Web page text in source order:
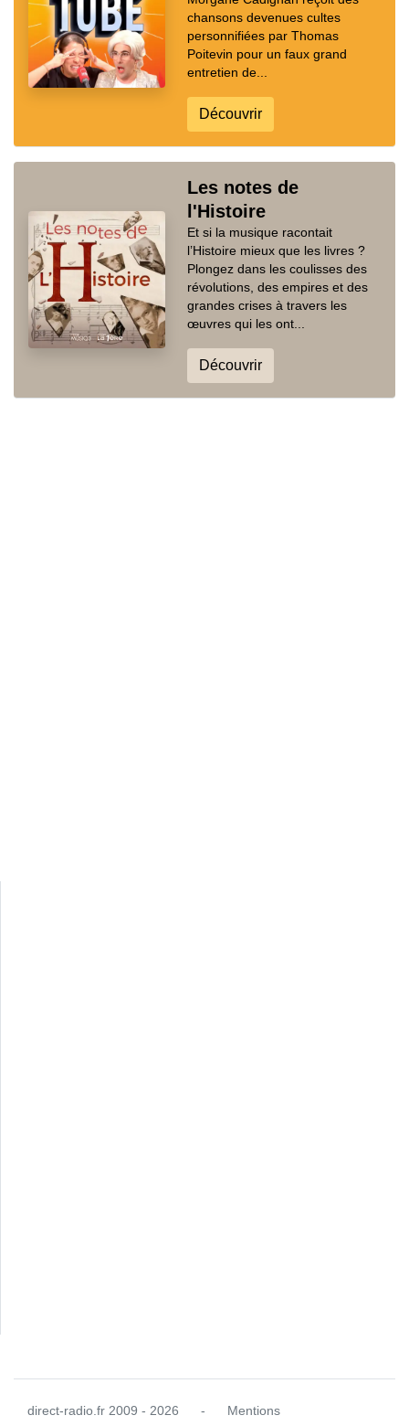
chansons devenues cultes
personnifiées par Thomas
Poitevin pour un faux grand
entretien de...
Découvrir
Les notes de
l'Histoire
Et si la musique racontait
l’Histoire mieux que les livres ?
Plongez dans les coulisses des
révolutions, des empires et des
grandes crises à travers les
œuvres qui les ont...
Découvrir
direct-radio.fr 2009 - 2026 - Mentions